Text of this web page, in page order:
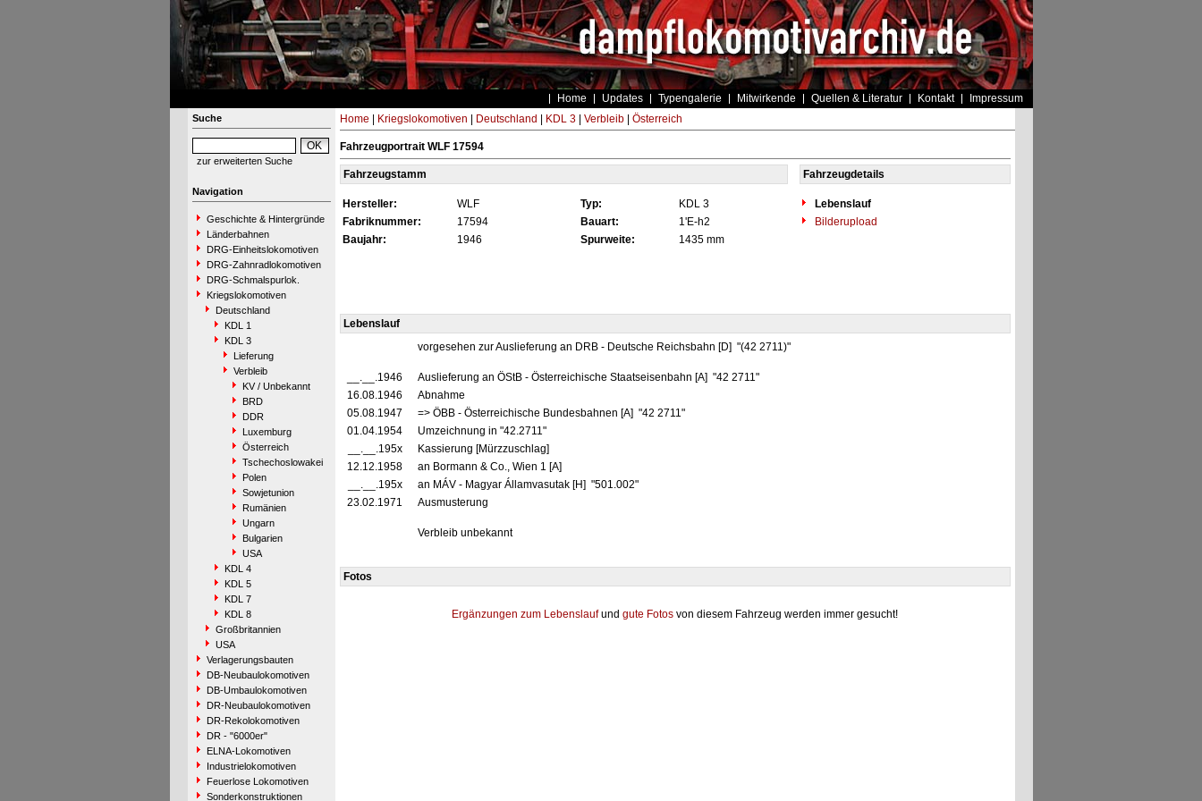
Home Updates Typengalerie Mitwirkende Quellen & Literatur Kontakt Impressum
Suche
zur erweiterten Suche
Navigation
Geschichte & Hintergründe
Länderbahnen
DRG-Einheitslokomotiven
DRG-Zahnradlokomotiven
DRG-Schmalspurlok.
Kriegslokomotiven
Deutschland
KDL 1
KDL 3
Lieferung
Verbleib
KV / Unbekannt
BRD
DDR
Luxemburg
Österreich
Tschechoslowakei
Polen
Sowjetunion
Rumänien
Ungarn
Bulgarien
USA
KDL 4
KDL 5
KDL 7
KDL 8
Großbritannien
USA
Verlagerungsbauten
DB-Neubaulokomotiven
DB-Umbaulokomotiven
DR-Neubaulokomotiven
DR-Rekolokomotiven
DR - "6000er"
ELNA-Lokomotiven
Industrielokomotiven
Feuerlose Lokomotiven
Sonderkonstruktionen
Home Kriegslokomotiven Deutschland KDL 3| Verbleib| Österreich
Fahrzeugportrait WLF 17594
Fahrzeugstamm Fahrzeugdetails
Hersteller: WLF Typ: KDL 3
Lebenslauf
Fabriknummer:
17594 Bauart: 1'E-h2
Bilderupload
Baujahr:
1946 Spurweite: 1435 mm
Lebenslauf
vorgesehen zur Auslieferung an DRB - Deutsche Reichsbahn [D] "(42 2711)"
__.__.1946
Auslieferung an ÖStB - Österreichische Staatseisenbahn [A] "42 2711"
16.08.1946
Abnahme
05.08.1947
=> ÖBB - Österreichische Bundesbahnen [A] "42 2711"
01.04.1954
Umzeichnung in "42.2711"
__.__.195x
Kassierung [Mürzzuschlag]
12.12.1958
an Bormann & Co., Wien 1 [A]
__.__.195x
an MÁV - Magyar Államvasutak [H] "501.002"
23.02.1971
Ausmusterung
Verbleib unbekannt
Fotos
Ergänzungen zum Lebenslaufund gute Fotos von diesem Fahrzeug werden immer gesucht!